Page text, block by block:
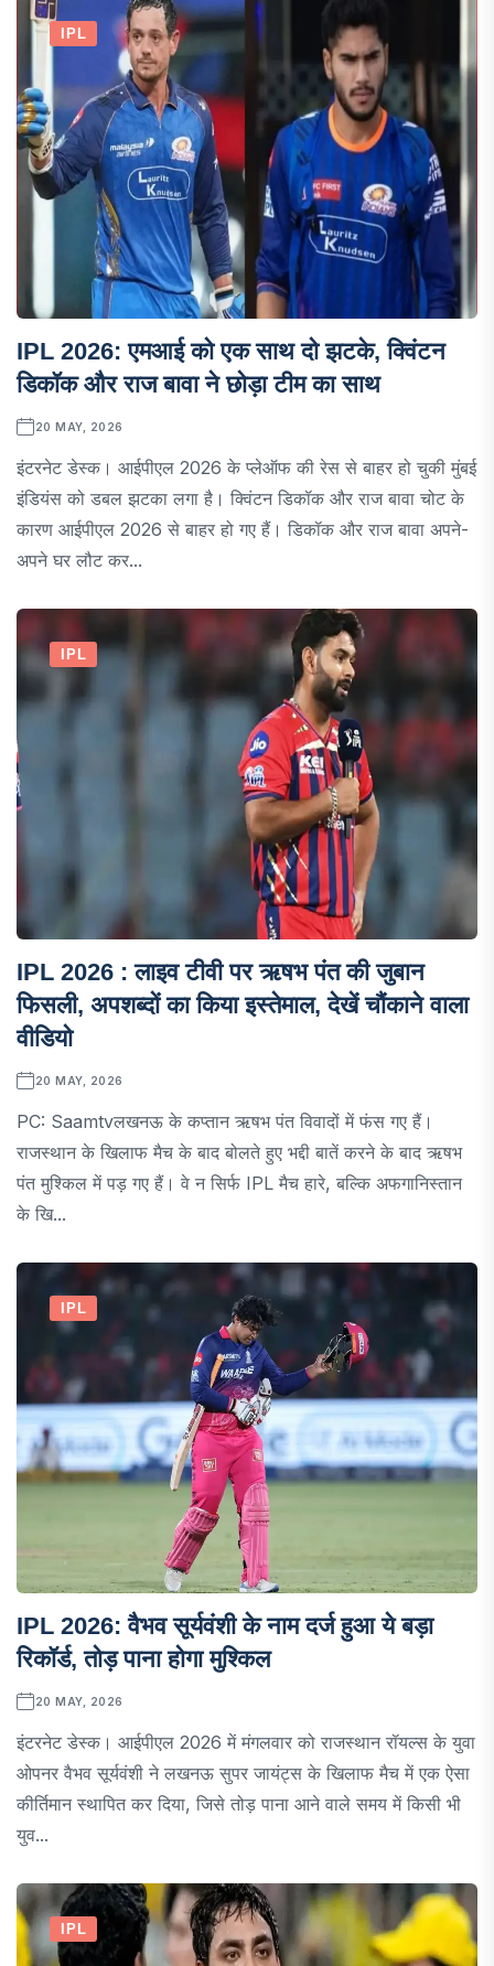
IPL
IPL 2026: एमआई को एक साथ दो झटके, क्विंटन
डिकॉक और राज बावा ने छोड़ा टीम का साथ
20 MAY, 2026
इंटरनेट डेस्क। आईपीएल 2026 के प्लेऑफ की रेस से बाहर हो चुकी मुंबई
इंडियंस को डबल झटका लगा है। क्विंटन डिकॉक और राज बावा चोट के
कारण आईपीएल 2026 से बाहर हो गए हैं। डिकॉक और राज बावा अपने-
अपने घर लौट कर...
IPL
IPL 2026 : लाइव टीवी पर ऋषभ पंत की जुबान
फिसली, अपशब्दों का किया इस्तेमाल, देखें चौंकाने वाला
वीडियो
20 MAY, 2026
PC: Saamtvलखनऊ के कप्तान ऋषभ पंत विवादों में फंस गए हैं।
राजस्थान के खिलाफ मैच के बाद बोलते हुए भद्दी बातें करने के बाद ऋषभ
पंत मुश्किल में पड़ गए हैं। वे न सिर्फ IPL मैच हारे, बल्कि अफगानिस्तान
के खि...
IPL
IPL 2026: वैभव सूर्यवंशी के नाम दर्ज हुआ ये बड़ा
रिकॉर्ड, तोड़ पाना होगा मुश्किल
20 MAY, 2026
इंटरनेट डेस्क। आईपीएल 2026 में मंगलवार को राजस्थान रॉयल्स के युवा
ओपनर वैभव सूर्यवंशी ने लखनऊ सुपर जायंट्स के खिलाफ मैच में एक ऐसा
कीर्तिमान स्थापित कर दिया, जिसे तोड़ पाना आने वाले समय में किसी भी
युव...
IPL